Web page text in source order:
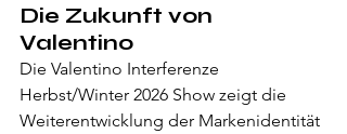
Die Zukunft von
Valentino
Die Valentino Interferenze
Herbst/Winter 2026 Show zeigt die
Weiterentwicklung der Markenidentität